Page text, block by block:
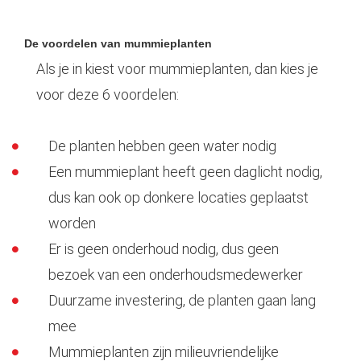
De voordelen van mummieplanten
Als je in kiest voor mummieplanten, dan kies je
voor deze 6 voordelen:
De planten hebben geen water nodig
Een mummieplant heeft geen daglicht nodig,
dus kan ook op donkere locaties geplaatst
worden
Er is geen onderhoud nodig, dus geen
bezoek van een onderhoudsmedewerker
Duurzame investering, de planten gaan lang
mee
Mummieplanten zijn milieuvriendelijke